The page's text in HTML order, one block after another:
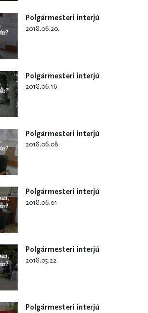
Polgármesteri interjú
2018.06.20.
Polgármesteri interjú
2018.06.16.
Polgármesteri interjú
2018.06.08.
Polgármesteri interjú
2018.06.01.
Polgármesteri interjú
2018.05.22.
Polgármesteri interjú